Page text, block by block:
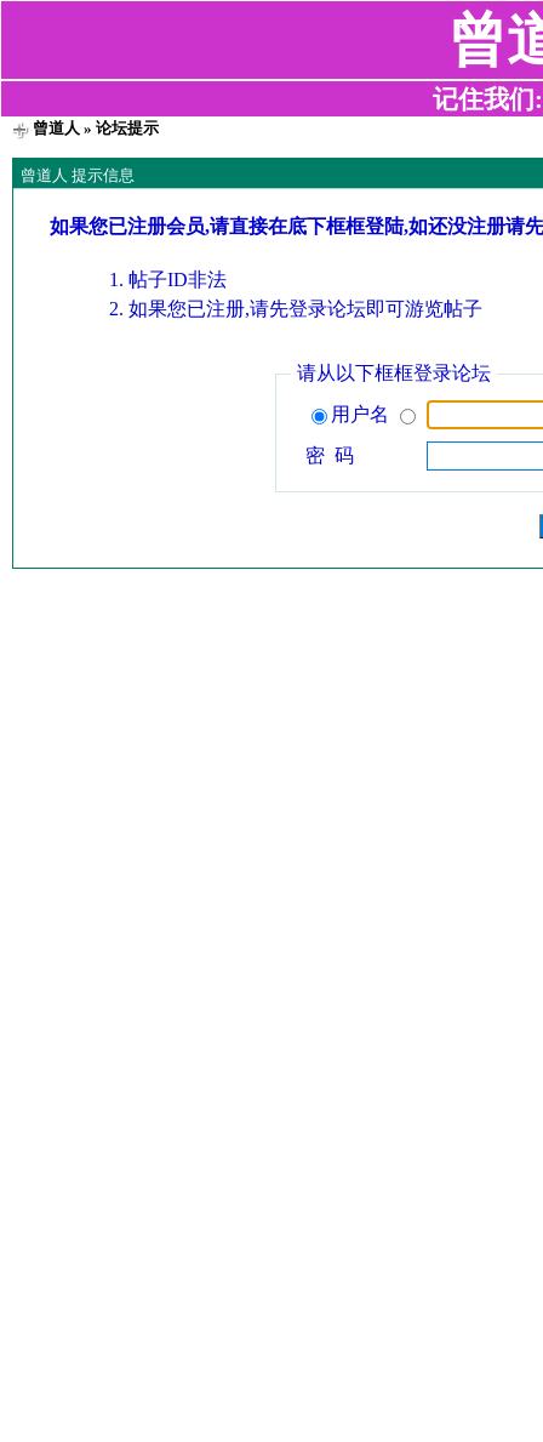
曾
记住我们
曾道人 » 论坛提示
曾道人 提示信息
如果您已注册会员,请直接在底下框框登陆,如还没注册请
帖子ID非法
如果您已注册,请先登录论坛即可游览帖子
请从以下框框登录论坛
用户名
密 码